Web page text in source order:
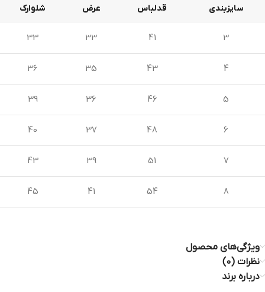
سایزبندی قدلباس عرض شلوارک
3
41
33
33
4
43
35
36
5
46
36
39
6
48
37
40
7
51
39
43
8
54
41
45
ویژگی‌های محصول
نظرات (0)
درباره برند